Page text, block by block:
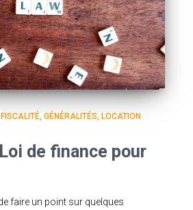
FISCALITÉ GÉNÉRALITÉS LOCATION
de finance pour
faire un point sur quelques